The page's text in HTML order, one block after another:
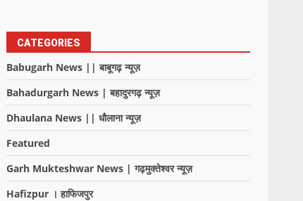
CATEGORIES
Babugarh News || बाबूगढ़ न्यूज़
Bahadurgarh News | बहादुरगढ़ न्यूज़
Dhaulana News || धौलाना न्यूज़
Featured
Garh Mukteshwar News | गढ़मुक्तेश्वर न्यूज़
Hafizpur । हाफिजपुर